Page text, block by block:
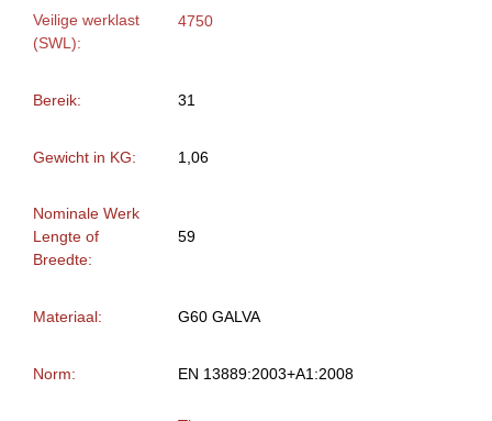
Veilige werklast
(SWL):
4750
Bereik: 31
Gewicht in KG: 1,06
Nominale Werk
Lengte of
Breedte:
59
Materiaal: G60 GALVA
Norm: EN 13889:2003+A1:2008